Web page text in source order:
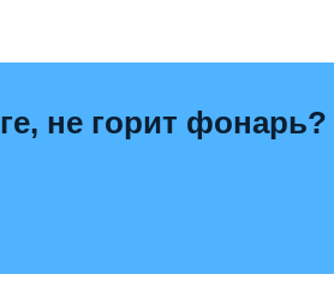
не горит фонарь?